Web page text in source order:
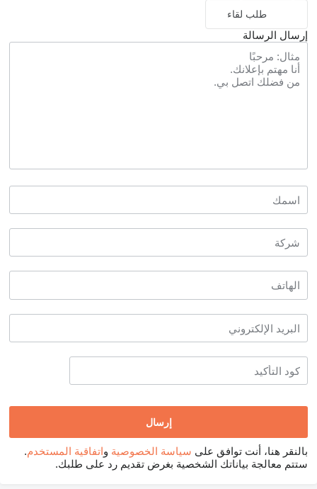
طلب لقاء
إرسال الرسالة
بالنقر هنا، أنت توافق على سياسة الخصوصية واتفاقية المستخدم.
ستتم معالجة بياناتك الشخصية بغرض تقديم رد على طلبك.